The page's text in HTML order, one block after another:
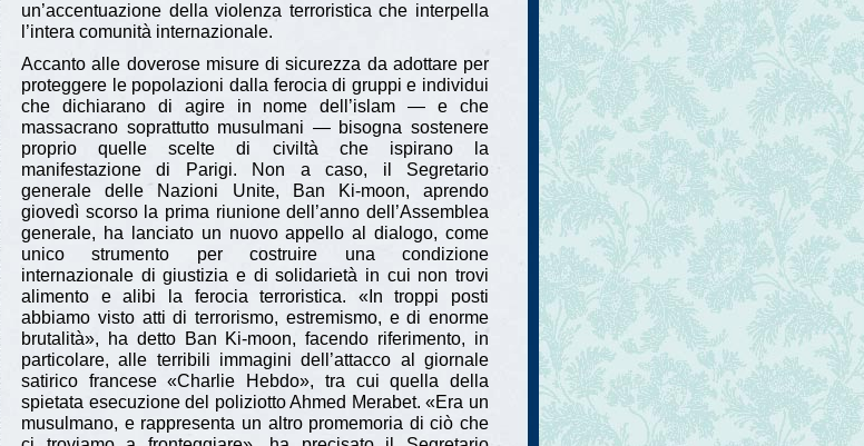
un’accentuazione della violenza terroristica che interpella
l’intera comunità internazionale.
Accanto alle doverose misure di sicurezza da adottare per
proteggere le popolazioni dalla ferocia di gruppi e individui
che dichiarano di agire in nome dell’islam — e che
massacrano soprattutto musulmani — bisogna sostenere
proprio quelle scelte di civiltà che ispirano la
manifestazione di Parigi. Non a caso, il Segretario
generale delle Nazioni Unite, Ban Ki-moon, aprendo
giovedì scorso la prima riunione dell’anno dell’Assemblea
generale, ha lanciato un nuovo appello al dialogo, come
unico strumento per costruire una condizione
internazionale di giustizia e di solidarietà in cui non trovi
alimento e alibi la ferocia terroristica. «In troppi posti
abbiamo visto atti di terrorismo, estremismo, e di enorme
brutalità», ha detto Ban Ki-moon, facendo riferimento, in
particolare, alle terribili immagini dell’attacco al giornale
satirico francese «Charlie Hebdo», tra cui quella della
spietata esecuzione del poliziotto Ahmed Merabet. «Era un
musulmano, e rappresenta un altro promemoria di ciò che